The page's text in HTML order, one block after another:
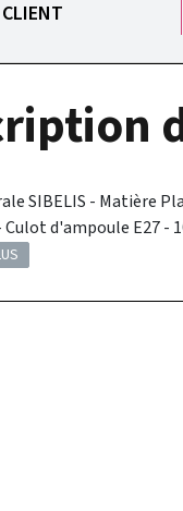
SIBELIS - Matière
Culot d'ampoule E27 -